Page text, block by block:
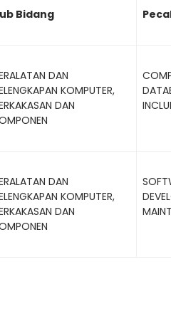
Bidang
DAN
KOMPUTER,
DAN
DAN
KOMPUTER,
DAN